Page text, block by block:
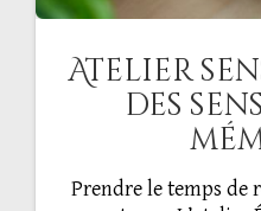
Atelier
des
Prendre le temps de